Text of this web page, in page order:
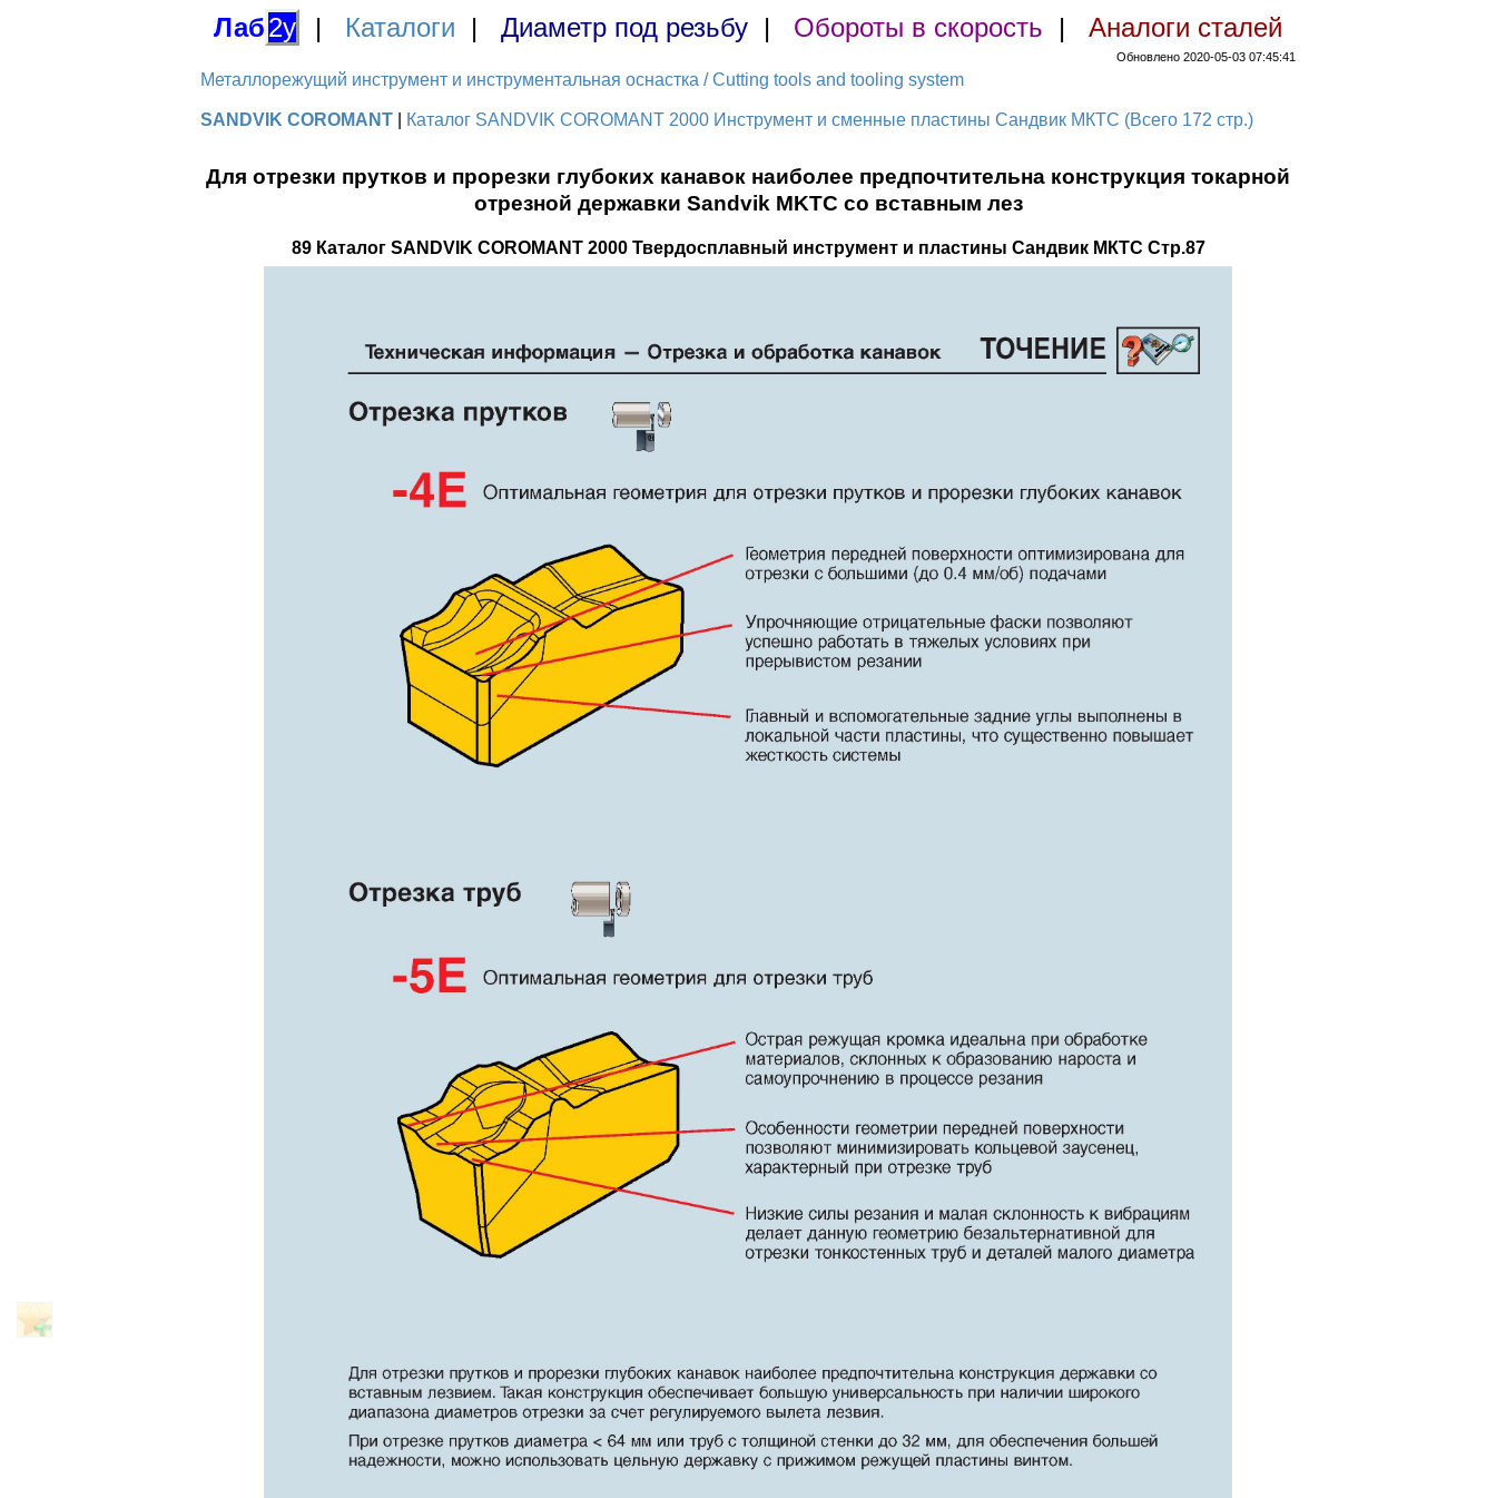
Лаб2у | Каталоги | Диаметр под резьбу | Обороты в скорость | Аналоги сталей
Обновлено 2020-05-03 07:45:41
Металлорежущий инструмент и инструментальная оснастка / Cutting tools and tooling system
SANDVIK COROMANT Каталог SANDVIK COROMANT 2000 Инструмент и сменные пластины Сандвик МКТС (Всего 172 стр.)
Для отрезки прутков и прорезки глубоких канавок наиболее предпочтительна конструкция токарной
отрезной державки Sandvik MKTC со вставным лез
89 Каталог SANDVIK COROMANT 2000 Твердосплавный инструмент и пластины Сандвик МКТС Стр.87